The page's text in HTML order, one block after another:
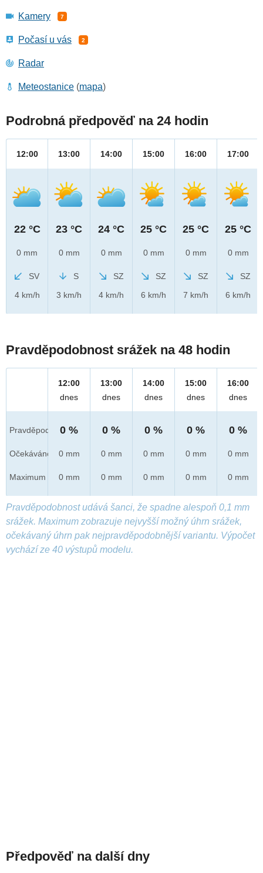
Kamery 7
Počasí u vás 2
Radar
Meteostanice (mapa)
Podrobná předpověď na 24 hodin
12:00
22 °C
0 mm
SV
4 km/h
13:00
23 °C
0 mm
S
3 km/h
14:00
24 °C
0 mm
SZ
4 km/h
15:00
25 °C
0 mm
SZ
6 km/h
16:00
25 °C
0 mm
SZ
7 km/h
17:00
25 °C
0 mm
SZ
6 km/h
Pravděpodobnost srážek na 48 hodin
Pravděpod.
Očekáváno
Maximum
12:00
dnes
0 %
0 mm
0 mm
13:00
dnes
0 %
0 mm
0 mm
14:00
dnes
0 %
0 mm
0 mm
15:00
dnes
0 %
0 mm
0 mm
16:00
dnes
0 %
0 mm
0 mm
Pravděpodobnost udává šanci, že spadne alespoň 0,1 mm
srážek. Maximum zobrazuje nejvyšší možný úhrn srážek,
očekávaný úhrn pak nejpravděpodobnější variantu. Výpočet
vychází ze 40 výstupů modelu.
Předpověď na další dny